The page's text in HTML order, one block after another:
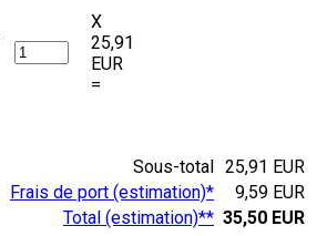
X
25,91
EUR
=
Sous-total 25,91 EUR
Frais de port (estimation)*
9,59 EUR
Total (estimation)** 35,50 EUR